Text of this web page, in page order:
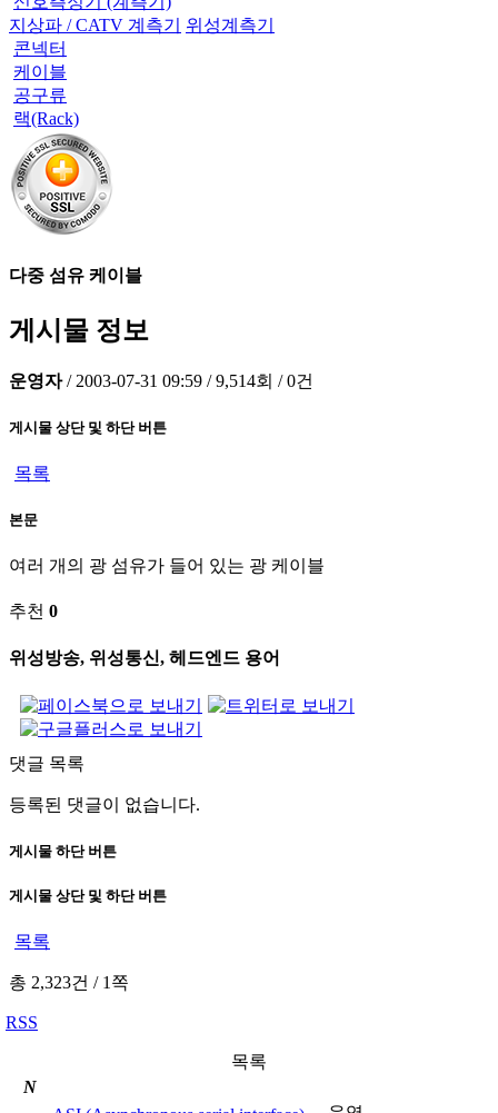
지상파 / CATV 계측기
위성계측기
콘넥터
케이블
공구류
랙(Rack)
다중 섬유 케이블
게시물 정보
운영자 / 2003-07-31 09:59 / 9,514회 / 0건
게시물 상단 및 하단 버튼
목록
본문
여러 개의 광 섬유가 들어 있는 광 케이블
추천 0
위성방송, 위성통신, 헤드엔드 용어
댓글 목록
등록된 댓글이 없습니다.
게시물 하단 버튼
게시물 상단 및 하단 버튼
목록
총 2,323건 /1쪽
RSS
목록
N